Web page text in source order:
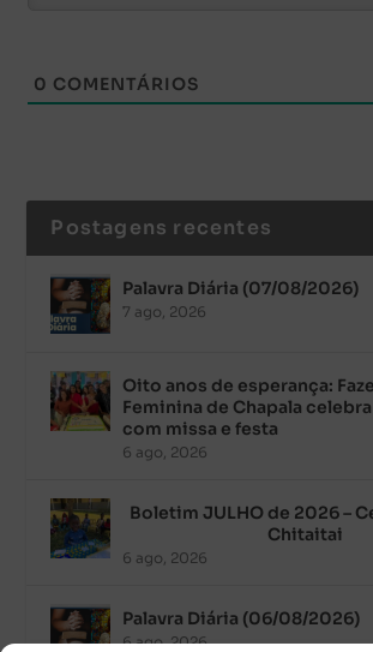
0 COMENTÁRIOS
Postagens recentes
Palavra Diária (07/08/2026)
7 ago, 2026
Oito anos de esperança:
Feminina de Chapala
com missa e festa
6 ago, 2026
Boletim JULHO de 2026 –
Chitaitai
6 ago, 2026
Palavra Diária (06/08/2026)
6 ago, 2026